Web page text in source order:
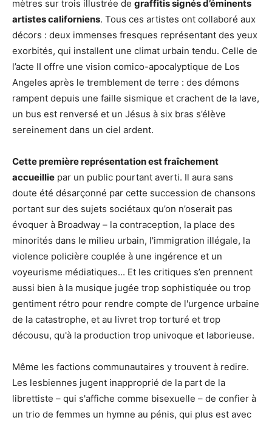
mètres sur trois illustrée de graffitis signés d’éminents
artistes californiens. Tous ces artistes ont collaboré aux
décors : deux immenses fresques représentant des yeux
exorbités, qui installent une climat urbain tendu. Celle de
l’acte II offre une vision comico-apocalyptique de Los
Angeles après le tremblement de terre : des démons
rampent depuis une faille sismique et crachent de la lave,
un bus est renversé et un Jésus à six bras s’élève
sereinement dans un ciel ardent.
Cette première représentation est fraîchement
accueillie par un public pourtant averti. Il aura sans
doute été désarçonné par cette succession de chansons
portant sur des sujets sociétaux qu’on n’oserait pas
évoquer à Broadway – la contraception, la place des
minorités dans le milieu urbain, l'immigration illégale, la
violence policière couplée à une ingérence et un
voyeurisme médiatiques... Et les critiques s’en prennent
aussi bien à la musique jugée trop sophistiquée ou trop
gentiment rétro pour rendre compte de l'urgence urbaine
de la catastrophe, et au livret trop torturé et trop
décousu, qu'à la production trop univoque et laborieuse.
Même les factions communautaires y trouvent à redire.
Les lesbiennes jugent inapproprié de la part de la
librettiste – qui s'affiche comme bisexuelle – de confier à
un trio de femmes un hymne au pénis, qui plus est avec